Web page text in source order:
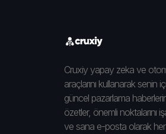
Cruxiy yapay zeka ve
araçlarını kullanarak senin
güncel pazarlama
özetler, önemli noktalarını
ve sana e-posta olarak